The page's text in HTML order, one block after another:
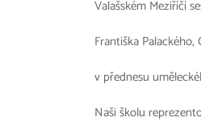
Valašském Meziříčí
Františka
v přednesu
Naši školu